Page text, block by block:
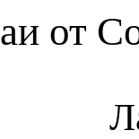
от